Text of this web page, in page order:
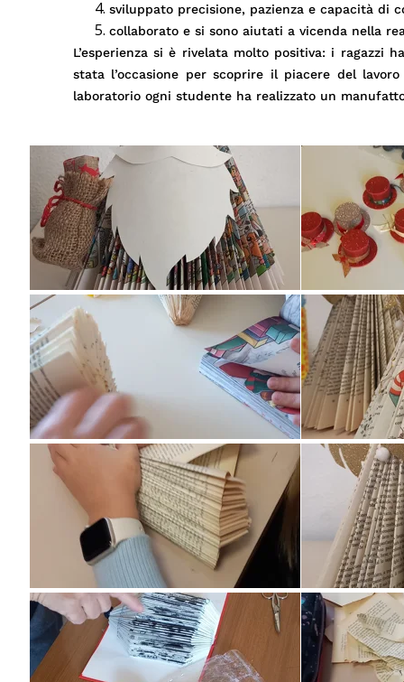
sviluppato precisione, pazienza e capacità di
collaborato e si sono aiutati a vicenda nella
L’esperienza si è rivelata molto positiva: i ragazzi
stata l’occasione per scoprire il piacere del
laboratorio ogni studente ha realizzato un